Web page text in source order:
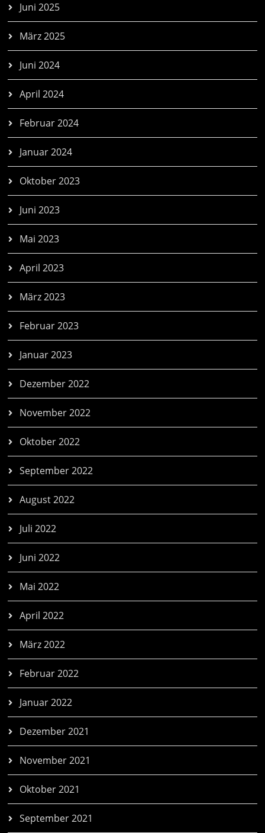
Juni 2025
März 2025
Juni 2024
April 2024
Februar 2024
Januar 2024
Oktober 2023
Juni 2023
Mai 2023
April 2023
März 2023
Februar 2023
Januar 2023
Dezember 2022
November 2022
Oktober 2022
September 2022
August 2022
Juli 2022
Juni 2022
Mai 2022
April 2022
März 2022
Februar 2022
Januar 2022
Dezember 2021
November 2021
Oktober 2021
September 2021